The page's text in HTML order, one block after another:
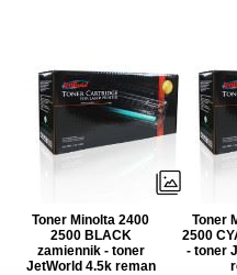
Toner Minolta 2400
2500 BLACK
zamiennik - toner
JetWorld 4.5k reman
Toner
2500
- toner